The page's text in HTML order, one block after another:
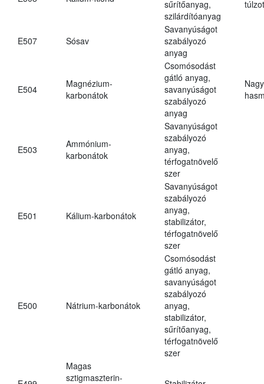
sűrítőanyag,
szilárdítóanyag
E507 Sósav
Savanyúságot
szabályozó
anyag
E504
Magnézium-
karbonátok
Csomósodást
gátló anyag,
savanyúságot
szabályozó
anyag
E503
Ammónium-
karbonátok
Savanyúságot
szabályozó
anyag,
térfogatnövelő
szer
E501 Kálium-karbonátok
Savanyúságot
szabályozó
anyag,
stabilizátor,
térfogatnövelő
szer
E500 Nátrium-karbonátok
Csomósodást
gátló anyag,
savanyúságot
szabályozó
anyag,
stabilizátor,
sűrítőanyag,
térfogatnövelő
szer
Magas
sztigmaszterin-